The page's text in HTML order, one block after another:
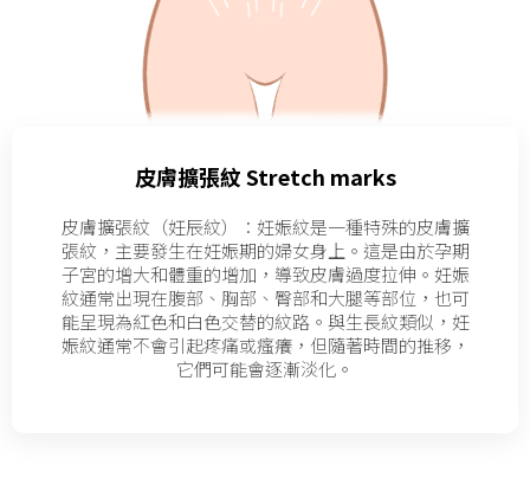
皮膚擴張紋 Stretch marks
皮膚擴張紋（妊辰紋）：妊娠紋是一種特殊的皮膚擴
張紋，主要發生在妊娠期的婦女身上。這是由於孕期
子宮的增大和體重的增加，導致皮膚過度拉伸。妊娠
紋通常出現在腹部、胸部、臀部和大腿等部位，也可
能呈現為紅色和白色交替的紋路。與生長紋類似，妊
娠紋通常不會引起疼痛或瘙癢，但隨著時間的推移，
它們可能會逐漸淡化。